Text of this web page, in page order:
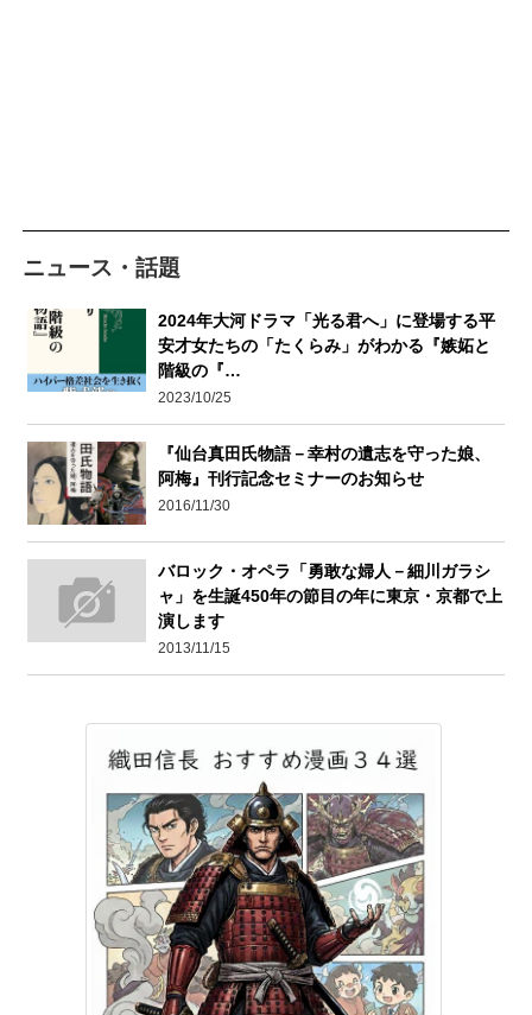
ニュース・話題
2024年大河ドラマ「光る君へ」に登場する平
安才女たちの「たくらみ」がわかる『嫉妬と
階級の『…
2023/10/25
『仙台真田氏物語－幸村の遺志を守った娘、
阿梅』刊行記念セミナーのお知らせ
2016/11/30
バロック・オペラ「勇敢な婦人－細川ガラシ
ャ」を生誕450年の節目の年に東京・京都で上
演します
2013/11/15